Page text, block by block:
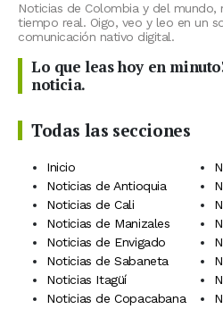
Noticias de Colombia y del mundo,
tiempo real. Oigo, veo y leo en un
comunicación nativo digital.
Lo que leas hoy en
noticia.
Todas las secciones
Inicio
Noticias de Antioquia
Noticias de Cali
Noticias de Manizales
Noticias de Envigado
Noticias de Sabaneta
Noticias Itagüí
Noticias de Copacabana